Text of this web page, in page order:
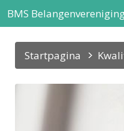
BMS
Startpagina
Erkenningen